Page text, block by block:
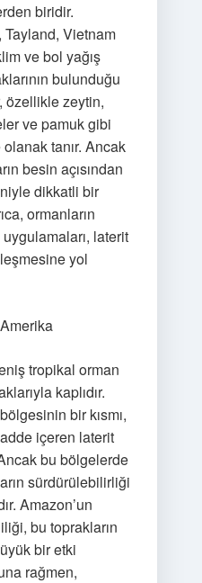
biridir.
Vietnam
ve bol yağış
bulunduğu
özellikle zeytin,
ve pamuk gibi
tanır. Ancak
besin açısından
dikkatli bir
ormanların
uygulamaları, laterit
yol
tropikal orman
kaplıdır.
bir kısmı,
içeren laterit
bu bölgelerde
sürdürülebilirliği
Amazon’un
bu toprakların
bir etki
rağmen,